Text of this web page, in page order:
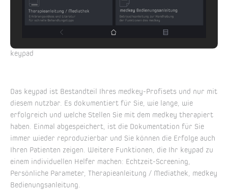
keypad
Das keypad ist Bestandteil Ihres medkey-Profisets und nur mit
diesem nutzbar. Es dokumentiert für Sie, wie lange, wie
erfolgreich und welche Stellen Sie mit dem medkey therapiert
haben. Einmal abgespeichert, ist die Dokumentation für Sie
immer wieder reproduzierbar und Sie können die Erfolge auch
Ihren Patienten zeigen. Weitere Funktionen, die Ihr keypad zu
einem individuellen Helfer machen: Echtzeit-Screening,
Persönliche Parameter, Therapieanleitung / Mediathek, medkey
Bedienungsanleitung.